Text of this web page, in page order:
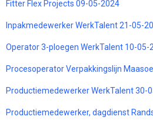
Fitter Flex Projects 09-05-2024
Inpakmedewerker WerkTalent 21-05-
Operator 3-ploegen WerkTalent 10-05-
Procesoperator Verpakkingslijn
Productiemedewerker WerkTalent 30-
Productiemedewerker, dagdienst